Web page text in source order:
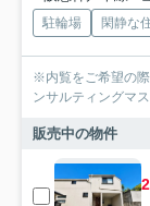
駐輪場 閑静な
※内覧をご希望の際はお気軽
ンサルティングマ
販売中の物件